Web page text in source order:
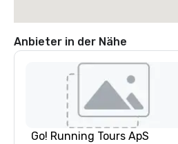
Anbieter in der Nähe
Go! Running Tours ApS